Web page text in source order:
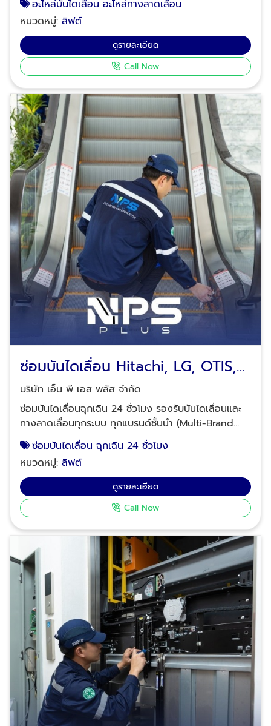
ทางลาดเลื่อน รองรับระบบ Multi-Brand ครอบคลุมทุก
ยี่ห้อชั้นนำในท้องตลาด ไม่ว่าจะเป็นโมเดลจากฝั่งเอเชียหรือ
ยุโรป เรามีอะไหล่ทดแทนคุณภาพสูง (OEM Quality)
พร้อมให้บริการจัดส่งและติดตั้งทั่วประเทศ จำหน่าย
อุปกรณ์อะไหล่บันไดเลื่อน อะไหล่ทางลาดเลื่อน
มีสต็อกสินค้าและสามารถเทียบสเปคอะไหล่สำหรับบันได
เลื่อนทุกรุ่น ราวมือจับ (Handrails): ยางราวมือบันไดเลื่อน
คุณภาพสูง ทนทาน มีครบทุก Size และ Profile ระบบทาง
เดิน: ลูกขั้นบันไดเลื่อน (Steps), แผ่นทางเดิน (Pallets),
และแผ่นหวี (Comb Plates) ระบบขับเคลื่อน: โซ่บันได
เลื่อน (Step Chain), ลูกล้อ (Rollers), เฟืองขับ และ
มอเตอร์ อุปกรณ์ความปลอดภัย: สวิตช์นิรภัย (Safety
Switch), ขอบยางกันหนีบ, และปุ่มหยุดฉุกเฉิน ให้บริการ
ปรึกษาลิฟต์ บันไดเลื่อน ทางเลื่อน ทางลาดเลื่อนโดยทีม
งานมืออาชีพ Tel : 02-964-8125, 088-628-
9290, 083-837-8454, 095-952-7523 Line ID:
@npsplus จำหน่ายอุปกรณ์อะไหล่บันไดเลื่อน อะไหล่
ทางลาดเลื่อน เราพร้อมบริการจัดส่งอะไหล่และเข้าหน้า
งานในพื้นที่เศรษฐกิจหลักทั่วประเทศ กรุงเทพฯ และ
ปริมณฑล: นนทบุรี, ปทุมธานี, สมุทรปราการ ภาคกลางและ
ตะวันออก: อยุธยา, สระบุรี, ชลบุรี, ระยอง (นิคม
อุตสาหกรรม), ราชบุรี, กาญจนบุรี, ประจวบคีรีขันธ์ ภาค
เหนือ: เชียงใหม่, เชียงราย, ลำพูน ภาคตะวันออกเฉียง
เหนือ: นครราชสีมา (โคราช), ขอนแก่น, อุดรธานี,
อุบลราชธานี ภาคใต้: สุราษฎร์ธานี, สงขลา (หาดใหญ่),
นครศรีธรรมราช จำหน่ายอุปกรณ์อะไหล่บันไดเลื่อน
อะไหล่ทางลาดเลื่อน บริษัท เอ็น.พี.เอส.พลัส จำกัด ผู้ให้
บริการครบวงจรด้านงานติดตั้งและเปลี่ยนอะไหล่ลิฟต์ -
Company profile บริษัท เอ็น.พี.เอส.พลัส จำกัด หาก
คุณกำลังมองหาบริษัทจำหน่ายอะไหล่บันไดเลื่อน อะไหล่
ทางลาดเลื่อน โทร: 02-964-8125, 088-628-9290,
083-837-8454, 095-952-7523 LINE ID : @npsplus
อีเมล: nps_plus@yahoo.co.th ที่อยู่: 205/77 หมู่ที่ 1
ตำบลพิมลราช อำเภอบางบัวทอง นนทบุรี 11110 NPS
PLUS พร้อมเป็นส่วนหนึ่งในการยกระดับการสัญจรภายใน
อาคารของคุณด้วยบันไดเลื่อนคุณภาพสูงจาก NPS
Johnson
อะไหล่บันไดเลื่อน อะไหล่ทางลาดเลื่อน
หมวดหมู่:ลิฟต์
ดูรายละเอียด
Call Now
ซ่อมบันไดเลื่อน Hitachi, LG, OTIS,
Mitsubishi, Hyundai, Thyssen,
Schneider และ Kone
บริษัท เอ็น พี เอส พลัส จำกัด
ซ่อมบันไดเลื่อนฉุกเฉิน 24 ชั่วโมง รองรับบันไดเลื่อนและ
ทางลาดเลื่อนทุกระบบ ทุกแบรนด์ชั้นนำ (Multi-Brand
Support) เมื่อระบบบันไดเลื่อนหยุดทำงานกะทันหัน หรือ
เกิดเหตุขัดข้องทางเทคนิค ทีม Rapid Response ของ
N.P.S. Plus พร้อมเข้าพื้นที่เพื่อตรวจสอบและกู้ระบบให้
กลับมาทำงานได้อย่างปลอดภัย รวดเร็วที่สุด ซ่อมได้ทุก
ค่าย: มีความเชี่ยวชาญในโครงสร้างและระบบควบคุมของ
บันไดเลื่อนมาตรฐานสากลทุกรุ่น (Universal Systems)
อะไหล่เร่งด่วน ทั้งลูกล้อ, สวิตช์นิรภัย, และแผงวงจร เพื่อ
ลดเวลาการหยุดทำงานของเครื่อง (Minimize
Downtime) เชี่ยวชาญพื้นที่คนหนาแน่น: รองรับงานซ่อม
บำรุงใน ห้างสรรพสินค้า (Department Stores), ไฮเปอร์
มาร์เก็ต, อาคารสาธารณะ และสถานีขนส่ง ที่ต้องการความ
รวดเร็วเป็นพิเศษ ให้บริการปรึกษาลิฟต์ บันไดเลื่อน ทาง
เลื่อน ทางลาดเลื่อนโดยทีมงานมืออาชีพ Tel.: 02-964-
8125, 088-628-9290, 083-837-8454, 095-952-
7523 ซ่อมบำรุงรักษา เปลี่ยนอุปกรณ์อะไหล่บันได
เลื่อน อะไหล่ทางลาดเลื่อนห้างสรรพสินค้า
ซ่อมบันไดเลื่อน ฉุกเฉิน 24 ชั่วโมง
หมวดหมู่:ลิฟต์
ดูรายละเอียด
Call Now